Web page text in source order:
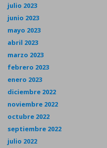
julio 2023
junio 2023
mayo 2023
abril 2023
marzo 2023
febrero 2023
enero 2023
diciembre 2022
noviembre 2022
octubre 2022
septiembre 2022
julio 2022